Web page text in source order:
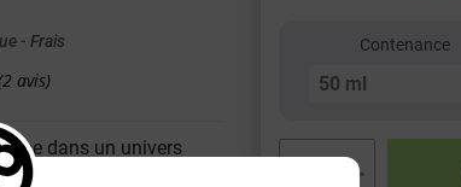
(2 avis)
- Frais
dans un univers
du genre ! A travers le
Contenance
+